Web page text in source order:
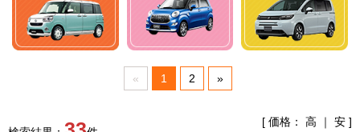
« 1 2 »
[ 価格： 高 ｜ 安 ]